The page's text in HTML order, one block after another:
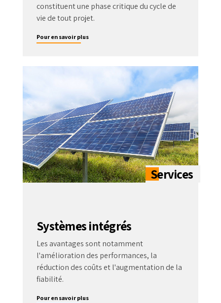
constituent une phase critique du cycle de
vie de tout projet.
Pour en savoir plus
Systèmes intégrés
Les avantages sont notamment
l'amélioration des performances, la
réduction des coûts et l'augmentation de la
fiabilité.
Pour en savoir plus